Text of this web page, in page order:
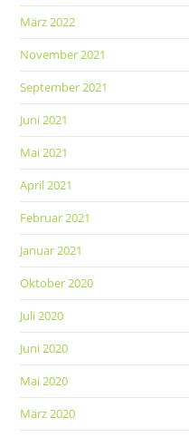
März 2022
November 2021
September 2021
Juni 2021
Mai 2021
April 2021
Februar 2021
Januar 2021
Oktober 2020
Juli 2020
Juni 2020
Mai 2020
März 2020